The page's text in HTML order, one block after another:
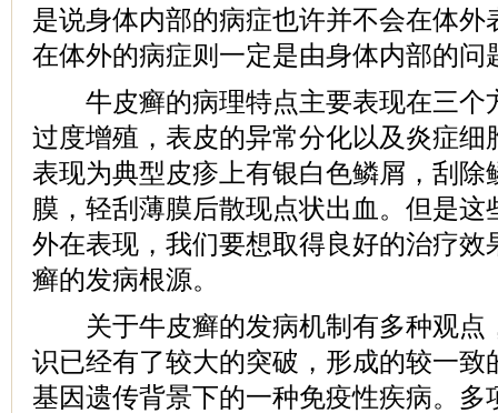
是说身体内部的病症也许并不会在体外
在体外的病症则一定是由身体内部的问
牛皮癣的病理特点主要表现在三个
过度增殖，表皮的异常分化以及炎症细
表现为典型皮疹上有银白色鳞屑，刮除
膜，轻刮薄膜后散现点状出血。但是这
外在表现，我们要想取得良好的治疗效
癣的发病根源。
关于牛皮癣的发病机制有多种观点
识已经有了较大的突破，形成的较一致
基因遗传背景下的一种免疫性疾病。多